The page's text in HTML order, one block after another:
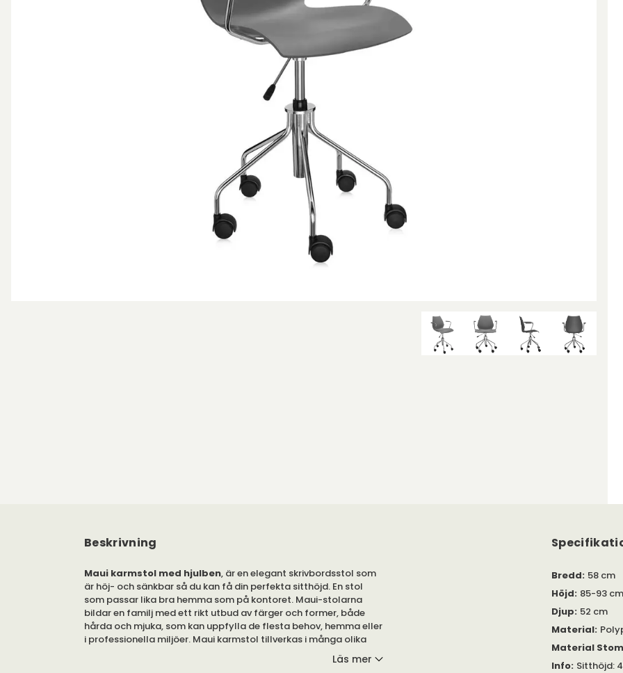
Beskrivning
Maui karmstol med hjulben, är en elegant skrivbordsstol som
är höj- och sänkbar så du kan få din perfekta sitthöjd. En stol
som passar lika bra hemma som på kontoret. Maui-stolarna
bildar en familj med ett rikt utbud av färger och former, både
hårda och mjuka, som kan uppfylla de flesta behov, hemma eller
i professionella miljöer. Maui karmstol tillverkas i många olika
Läs mer
Bredd: 58 cm
Höjd: 85-93 cm
Djup: 52 cm
Material:
Material
Info: Sitthöjd: